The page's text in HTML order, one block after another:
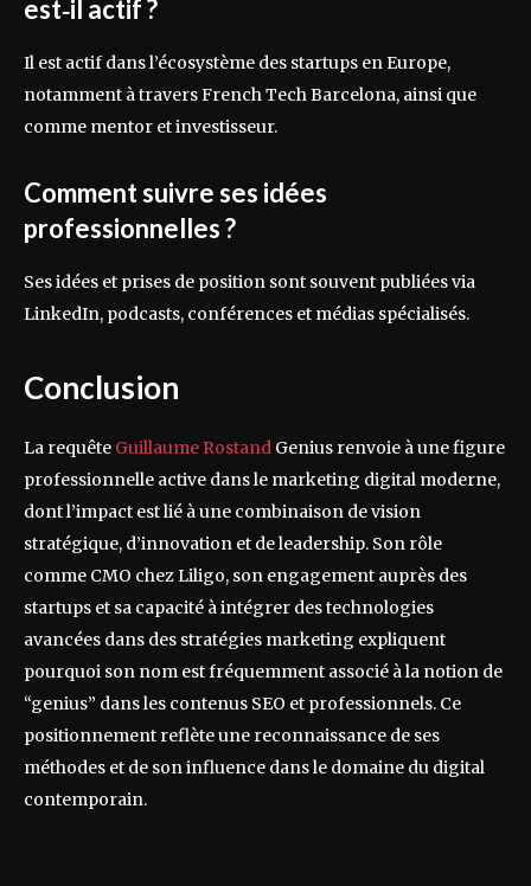
est‑il actif ?
Il est actif dans l’écosystème des startups en Europe,
notamment à travers French Tech Barcelona, ainsi que
comme mentor et investisseur.
Comment suivre ses idées
professionnelles ?
Ses idées et prises de position sont souvent publiées via
LinkedIn, podcasts, conférences et médias spécialisés.
Conclusion
La requête Guillaume Rostand Genius renvoie à une figure
professionnelle active dans le marketing digital moderne,
dont l’impact est lié à une combinaison de vision
stratégique, d’innovation et de leadership. Son rôle
comme CMO chez Liligo, son engagement auprès des
startups et sa capacité à intégrer des technologies
avancées dans des stratégies marketing expliquent
pourquoi son nom est fréquemment associé à la notion de
“genius” dans les contenus SEO et professionnels. Ce
positionnement reflète une reconnaissance de ses
méthodes et de son influence dans le domaine du digital
contemporain.